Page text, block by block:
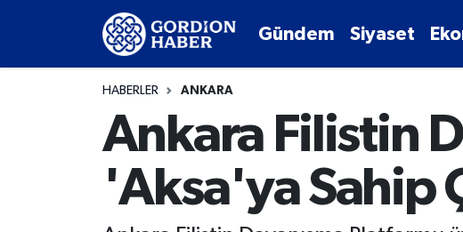
Gündem Siyaset
HABERLER ANKARA
Ankara Filistin
'Aksa'ya Sahip
Sosyal Medya Hesaplarımız
Ankara Nöbetçi Eczaneler
Ankara Hava Durumu
Süper Lig Puan Durumu ve Fikstür